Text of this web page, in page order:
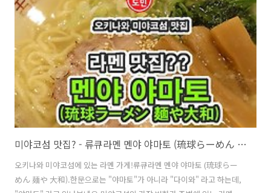
도 필요하니 꼭 챙겨두세요.크게 찌그러지거나 크게 기스나거나 하지 않
으면 배상하지 않아도 되더라고요.약간의 기스정도는 허용범위더라고
요. 그래도 안전운전!미야코섬에 자주 가는 제가 다음에는 이곳에서 절대
로 안빌리기 위해서 ..
미야코섬 맛집? - 류큐라멘 멘야 야마토 (琉球らーめん 麺や 大和)
오키나와 미야코섬에 있는 라멘 가게!류큐라멘 멘야 야마토 (琉球らー
めん 麺や 大和).한문으로는 "야마토"가 아니라 "다이와" 라고 하는데,